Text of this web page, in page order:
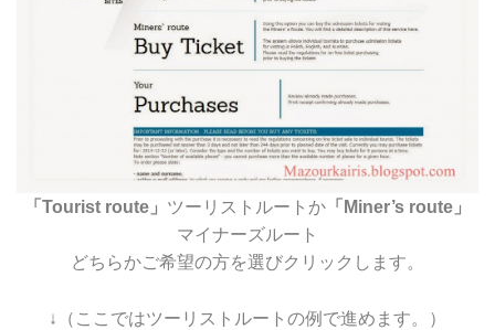
「Tourist route」 ツーリストルートか 「Miner’s route」
マイナーズルート
どちらかご希望の方を選びクリックします。
↓（ここではツーリストルートの例で進めます。）